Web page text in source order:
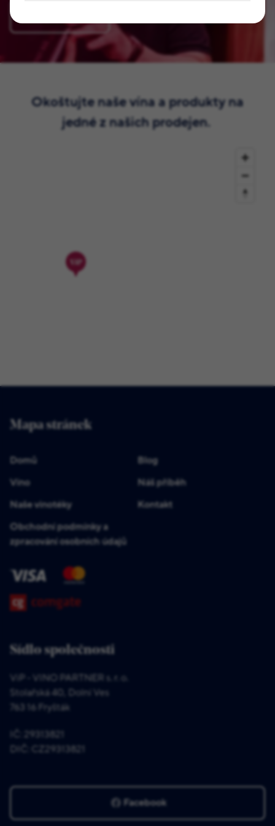
Okoštujte naše vína a produkty na
jedné z našich prodejen.
Mapa stránek
Domů
Blog
Víno
Náš příběh
Naše vinotéky
Kontakt
Obchodní podmínky a
zpracování osobních údajů
Sídlo společnosti
ViP - VINO PARTNER s. r. o.
Stolařská 40, Dolní Ves
763 16 Fryšták
IČ: 29313821
DIČ: CZ29313821
Facebook